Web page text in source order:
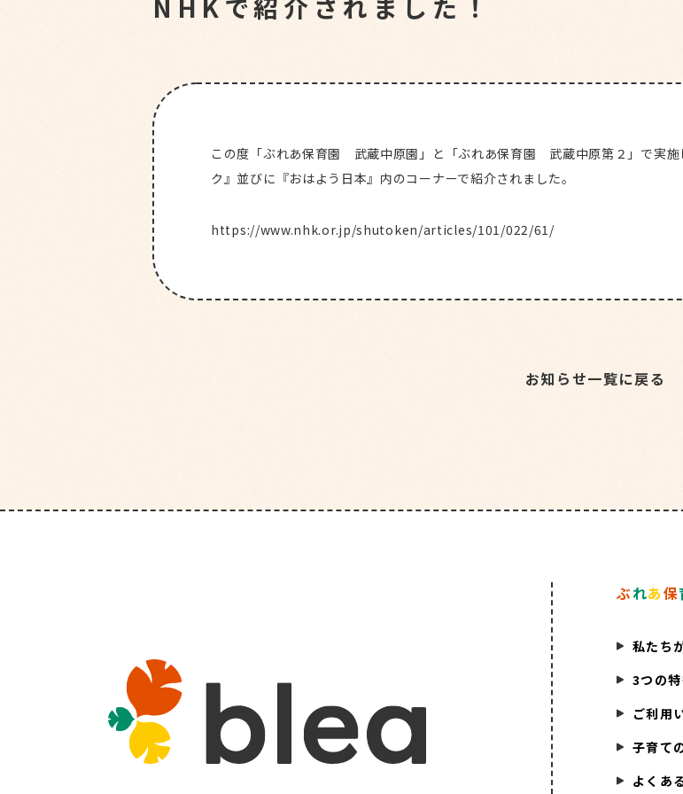
NHKで紹介されました！
この度「ぶれあ保育園 武蔵中原園」と「ぶれあ保育園 武蔵中原第２」で実施
ク』並びに『おはよう日本』内のコーナーで紹介されました。
https://www.nhk.or.jp/shutoken/articles/101/022/61/
お知らせ一覧に戻る
ぶれあ保
私たち
3つの
ご利用
子育て
よくあ